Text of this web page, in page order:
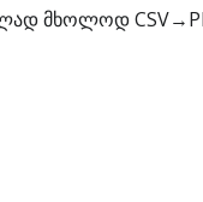
მხოლოდ